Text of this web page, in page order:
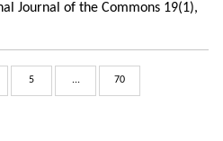
Journal of the Commons 19(1),
5 ... 70